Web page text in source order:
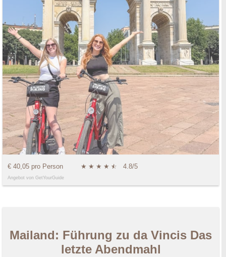
€ 40,05 pro Person ★ ★ ★ ★ ★
☆ 4.8/5
Angebot von GetYourGuide
Mailand: Führung zu da Vincis Das
letzte Abendmahl